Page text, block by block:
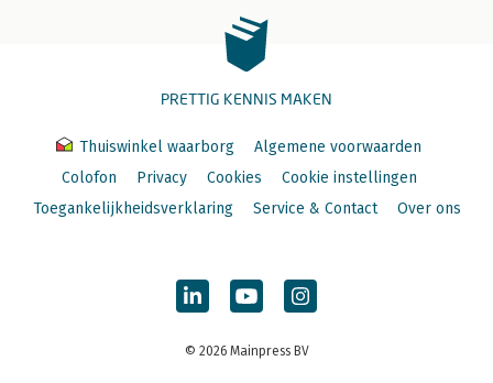
PRETTIG KENNIS MAKEN
Thuiswinkel waarborg
Algemene voorwaarden
Colofon
Privacy Cookies
Cookie instellingen
Toegankelijkheidsverklaring
Service & Contact Over ons
© 2026 Mainpress BV